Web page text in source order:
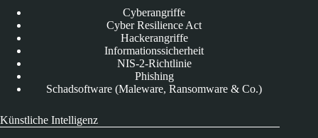
Cyberangriffe
Cyber Resilience Act
Hackerangriffe
Informationssicherheit
NIS-2-Richtlinie
Phishing
Schadsoftware (Maleware, Ransomware & Co.)
Künstliche Intelligenz